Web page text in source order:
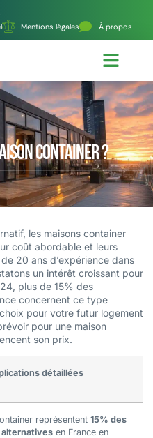
Mentions légales À propos
container ?
les maisons container
coût abordable et leurs
20 ans d’expérience dans
un intérêt croissant pour
plus de 15% des
concernent ce type
pour votre futur logement
pour une maison
son prix.
détaillées
représentent 15% des
en France en